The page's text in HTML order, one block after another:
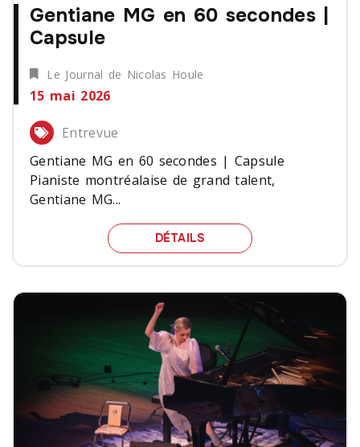
Gentiane MG en 60 secondes |
Capsule
Le Journal de Nicolas Houle
15 mai 2026
Entrevue
Gentiane MG en 60 secondes | Capsule
Pianiste montréalaise de grand talent,
Gentiane MG...
DÉTAILS GENTIANE MG EN 60